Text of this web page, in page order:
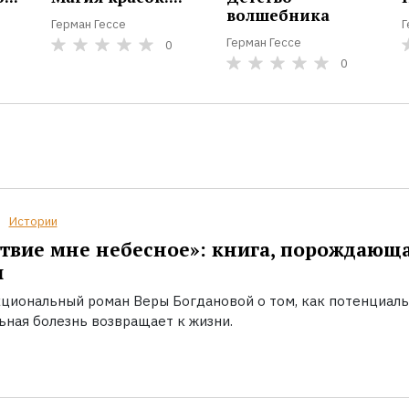
Герман Гессе
0
волшебника
Герман Гессе
0
Истории
мне небесное»: книга,
роман Веры Богдановой о том, как
болезнь возвращает к жизни.